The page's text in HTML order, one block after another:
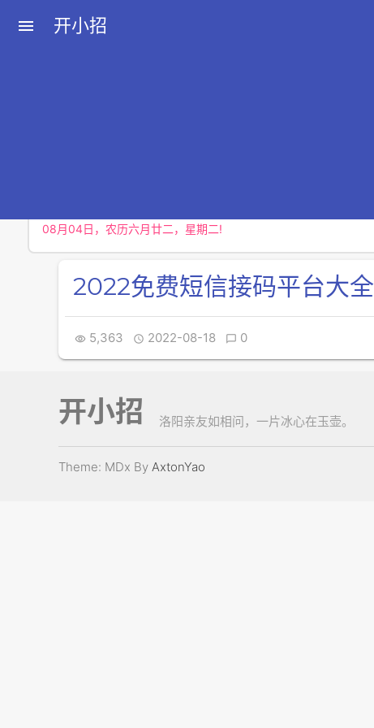
menu 开小招
2022免费短信接码平台大全
 5,363  2022-08-18  0
开小招 洛阳亲友如相问，一片冰心在玉壶。
Theme: MDx By AxtonYao
08月04日，农历六月廿二，星期二!